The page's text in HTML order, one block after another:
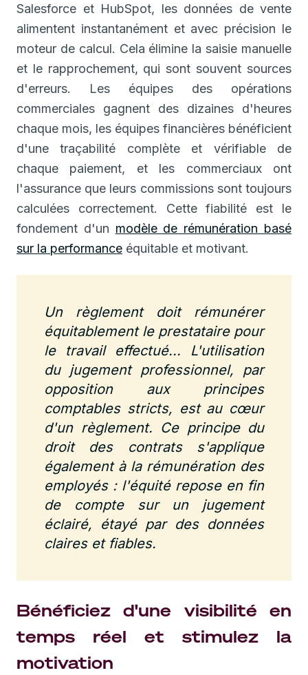
Salesforce et HubSpot, les données de vente
alimentent instantanément et avec précision le
moteur de calcul. Cela élimine la saisie manuelle
et le rapprochement, qui sont souvent sources
d'erreurs. Les équipes des opérations
commerciales gagnent des dizaines d'heures
chaque mois, les équipes financières bénéficient
d'une traçabilité complète et vérifiable de
chaque paiement, et les commerciaux ont
l'assurance que leurs commissions sont toujours
calculées correctement. Cette fiabilité est le
fondement d'un modèle de rémunération basé
sur la performance équitable et motivant.
Un règlement doit rémunérer
équitablement le prestataire pour
le travail effectué... L'utilisation
du jugement professionnel, par
opposition aux principes
comptables stricts, est au cœur
d'un règlement. Ce principe du
droit des contrats s'applique
également à la rémunération des
employés : l'équité repose en fin
de compte sur un jugement
éclairé, étayé par des données
claires et fiables.
Bénéficiez d'une visibilité en
temps réel et stimulez la
motivation